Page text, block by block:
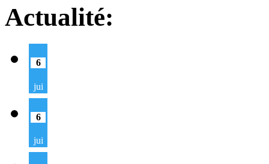
Actualité:
6
jui
6
jui